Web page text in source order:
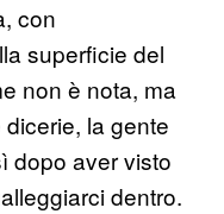
con
superficie del
non è nota, ma
la gente
dopo aver visto
dentro.